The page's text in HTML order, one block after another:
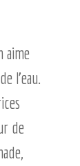
aime
l’eau.
de